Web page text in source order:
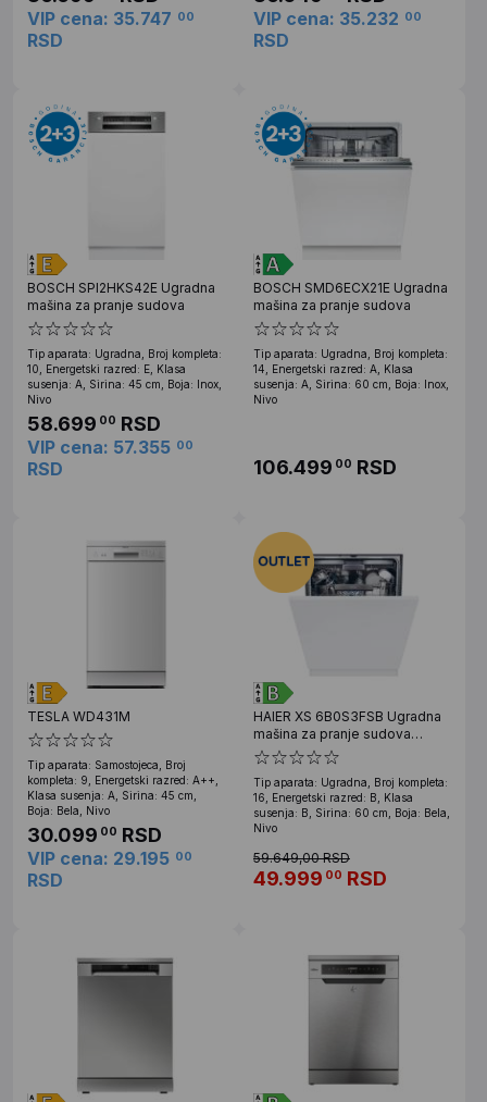
VIP cena: 35.747 00
RSD
VIP cena: 35.232 00
RSD
BOSCH SPI2HKS42E Ugradna
mašina za pranje sudova
Tip aparata: Ugradna, Broj kompleta:
10, Energetski razred: E, Klasa
susenja: A, Sirina: 45 cm, Boja: Inox,
Nivo
58.699 00 RSD
VIP cena: 57.355 00
RSD
BOSCH SMD6ECX21E Ugradna
mašina za pranje sudova
Tip aparata: Ugradna, Broj kompleta:
14, Energetski razred: A, Klasa
susenja: A, Sirina: 60 cm, Boja: Inox,
Nivo
106.499 00 RSD
TESLA WD431M
Tip aparata: Samostojeca, Broj
kompleta: 9, Energetski razred: A++,
Klasa susenja: A, Sirina: 45 cm,
Boja: Bela, Nivo
30.099 00 RSD
VIP cena: 29.195 00
RSD
HAIER XS 6B0S3FSB Ugradna
mašina za pranje sudova
OUTLET
Tip aparata: Ugradna, Broj kompleta:
16, Energetski razred: B, Klasa
susenja: B, Sirina: 60 cm, Boja: Bela,
Nivo
59.649,00 RSD
49.999 00 RSD